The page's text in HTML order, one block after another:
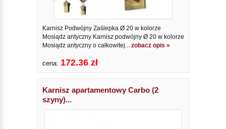
Karnisz Podwójny Zaślepka Ø 20 w kolorze
Mosiądz antyczny Karnisz podwójny Ø 20 w kolorze
Mosiądz antyczny o całkowitej... zobacz opis »
cena: 172.36 zł
Karnisz apartamentowy Carbo (2
szyny)...